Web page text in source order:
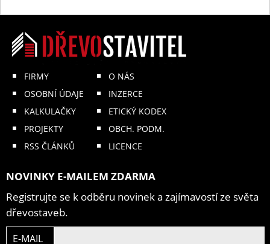
FIRMY
OSOBNÍ ÚDAJE
KALKULAČKY
PROJEKTY
RSS ČLÁNKŮ
O NÁS
INZERCE
ETICKÝ KODEX
OBCH. PODM.
LICENCE
NOVINKY E-MAILEM ZDARMA
Registrujte se k odběru novinek a zajímavostí ze světa
dřevostaveb.
E-MAIL